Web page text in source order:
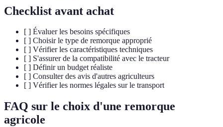
Checklist avant achat
[ ] Évaluer les besoins spécifiques
[ ] Choisir le type de remorque approprié
[ ] Vérifier les caractéristiques techniques
[ ] S'assurer de la compatibilité avec le tracteur
[ ] Définir un budget réaliste
[ ] Consulter des avis d'autres agriculteurs
[ ] Vérifier les normes légales sur le transport
FAQ sur le choix d'une remorque
agricole